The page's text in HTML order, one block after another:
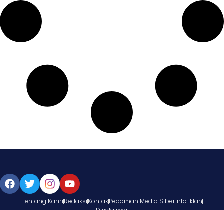
Tentang KamiRedaksiKontakPedoman Media SiberInfo Iklan